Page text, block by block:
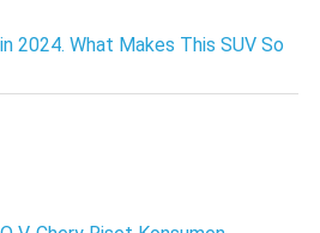
2024. What Makes This SUV So